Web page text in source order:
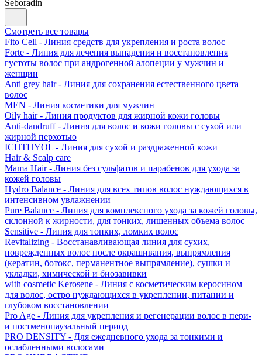
Seboradin
Смотреть все товары
Fito Cell - Линия средств для укрепления и роста волос
Forte - Линия для лечения выпадения и восстановления
густоты волос при андрогенной алопеции у мужчин и
женщин
Anti grey hair - Линия для сохранения естественного цвета
волос
MEN - Линия косметики для мужчин
Oily hair - Линия продуктов для жирной кожи головы
Anti-dandruff - Линия для волос и кожи головы с сухой или
жирной перхотью
ICHTHYOL - Линия для сухой и раздраженной кожи
Hair & Scalp care
Mama Hair - Линия без сульфатов и парабенов для ухода за
кожей головы
Hydro Balance - Линия для всех типов волос нуждающихся в
интенсивном увлажнении
Pure Balance - Линия для комплексного ухода за кожей головы,
склонной к жирности, для тонких, лишенных объема волос
Sensitive - Линия для тонких, ломких волос
Revitalizing - Восстанавливающая линия для сухих,
поврежденных волос после окрашивания, выпрямления
(кератин, ботокс, перманентное выпрямление), сушки и
укладки, химической и биозавивки
with cosmetic Kerosene - Линия с косметическим керосином
для волос, остро нуждающихся в укреплении, питании и
глубоком восстановлении
Pro Age - Линия для укрепления и регенерации волос в пери-
и постменопаузальный период
PRO DENSITY - Для ежедневного ухода за тонкими и
ослабленными волосами